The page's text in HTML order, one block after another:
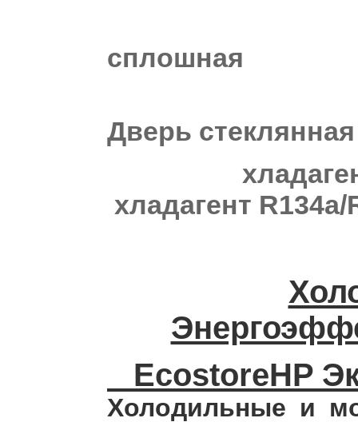
сплошная
Дверь стеклянная
хладагент
хладагент R134a/
EcostoreHP
Холодильные и